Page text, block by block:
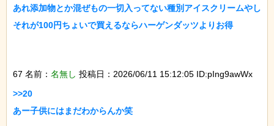
あれ添加物とか混ぜもの一切入ってない種別アイスクリームやし
それが100円ちょいで買えるならハーゲンダッツよりお得
67 名前： 名無し 投稿日：2026/06/11 15:12:05 ID:pIng9awWx
>>20
あー子供にはまだわからんか笑